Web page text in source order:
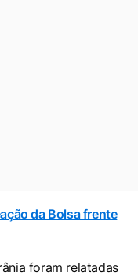
da Bolsa frente
foram relatadas